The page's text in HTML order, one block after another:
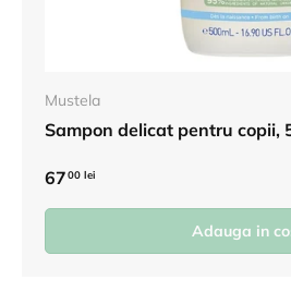
Mustela
Sampon delicat pentru copii,
6700 lei
Adauga in